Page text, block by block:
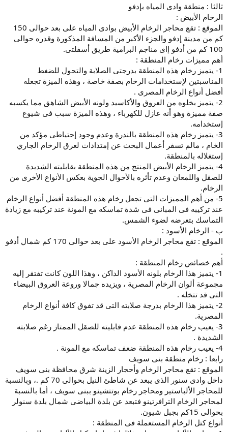
ثالثا : منطقة وادى المياه بإدفو
الرخام الأبيض :
الموقع : تقع محاجر الرخام الأبيض بوادى المياه على بعد حوالى 150
كم من مدينة إدفو والجزء الأكبر من المسافة المذكورة وقدره حوالى
100 كم من أدفو إاى مناجم البرامية طريق أسفلتى.
أهم مميزات رخام المنطقة :
1- يتميز رخام هذه المنطقة بدرجتى الصلابة والتحول للضغط
المناسبتين لإستخدامات الرخام بصفة خاصة ، وهذه الميزة تجعله
أفضل أنواع الرخام المصرى .
2- يتميز بخلوه من العروق والأكاسيد ولونه الأبيض الشاهق مما يكسبه
صفة مميزة وهو أنه عازل للكهرباء ، وهذه الميزة سبب فى شيوع
إستخدامه.
3- يتميز رخام هذه المنطقة بالندرة وعدم وجود إحتياطى مؤكد من
الخام ، مالم تسفر أعمال البحث عن إمتدادات لعرق الرخام الجاري
إستغلاله بالمنطقة.
4- يتميز الرخام الأبيض المنتج من هذه المنطقة بقابليته الشديدة
للصقل واللمعان وعدم تأثره بالأحوال الجوية بعكس الأنواع الأخرى من
الرخام.
5- من أهم المميزات التى تجعل رخام هذه المنطقة أفضل أنواع الرخام
عند تركيبه فى المبانى فى شدة تماسكه مع المونة عند تركيبه مع زيادة
التماسك بتعرضه لضوء الشمس.
ب - الرخام الأسود :
الموقع : تقع محاجر الرخام الأسود على بعد حوالى 170 كم شمال أدفو
.
أهم خصائص رخام المنطقة :
1- يتميز هذا الرخام بلونه الأسود الداكن ، وهذا اللون كانت تفتقر إليه
مجموعة ألوان الرخام المصرية ، ويزيده جمالا وروعة العروق البيضاء
التى قد تتخله .
2- يتميز هذا الرخام بدرجة صلابته التى قد تفوق كافة أنواع الرخام
المصرية.
3- يعيب رخام هذه المنطقة عدم قابليته للصقل الممتاز رغم صلابته
الشديدة .
4- يعيب رخام هذه المنطقة ضعف تماسكه مع المونة .
رابعا : رخام منطقة بنى سويف
الموقع : تقع محاجر الرخام وأحجار الزينة شرق محافظة بنى سويف
داخل وادى سنور الذى يبعد عن شاطئ النيل بحوالى 70 كم .، وبالنسبة
للمحاجر الألباستير ومحاجر رخام بوتتشينو ببنى سويف ، أما بالنسبة
لمحاجر الرخام الترافرتينو فتبعد عن بلدة البياضى شمال بلدة سنولر
بحوالى 15كم بجبل شيون.
أنواع كتل الرخام المستعملة فى المنطقة :